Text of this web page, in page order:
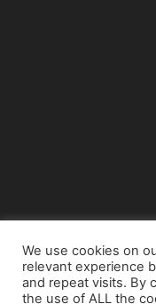
©
We use cookies on
relevant experience
and repeat visits. By
the use of ALL the